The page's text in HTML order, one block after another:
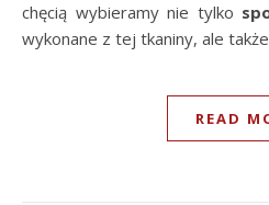
chęcią wybieramy nie tylko
wykonane z tej tkaniny, ale
READ